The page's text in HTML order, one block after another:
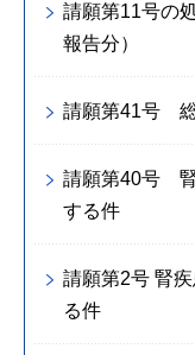
請願第11号の
報告分）
請願第41号
請願第40号 腎
する件
請願第2号 腎
る件